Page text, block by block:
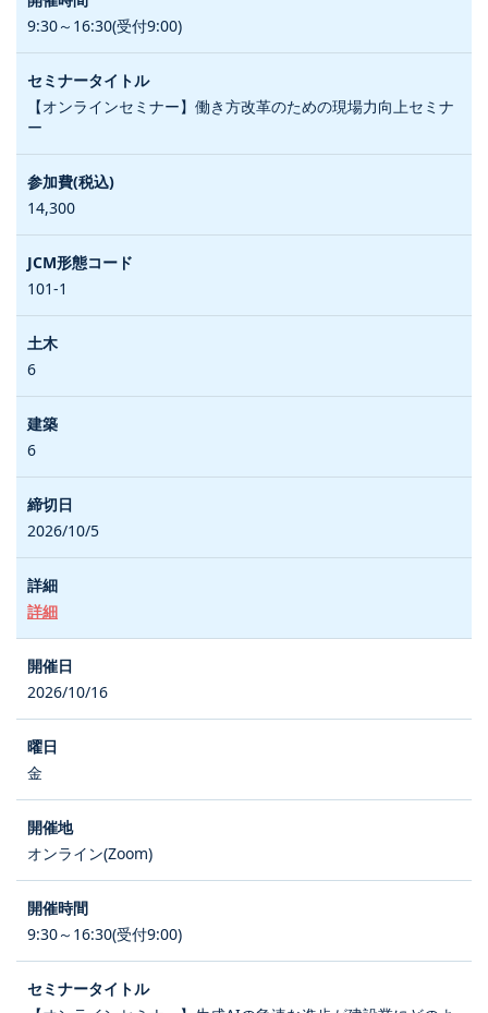
9:30～16:30(受付9:00)
【オンラインセミナー】働き方改革のための現場力向上セミナ
ー
14,300
101-1
6
6
2026/10/5
詳細
2026/10/16
金
オンライン(Zoom)
9:30～16:30(受付9:00)